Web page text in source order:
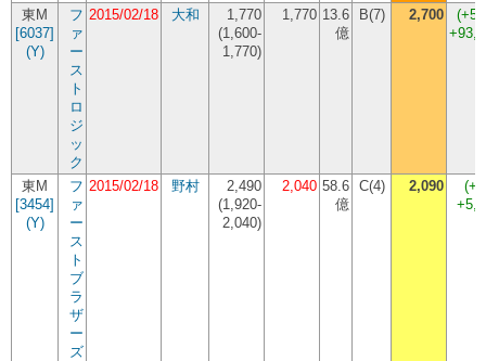
東M
[6037]
(Y)
フ
ァ
ー
ス
ト
ロ
ジ
ッ
ク
2015/02/18 大和
1,770
(1,600-
1,770)
1,770 13.6
億
B(7) 2,700
東M
[3454]
(Y)
フ
ァ
ー
ス
ト
ブ
ラ
ザ
ー
ズ
2015/02/18 野村
2,490
(1,920-
2,040)
2,040 58.6
億
C(4) 2,090